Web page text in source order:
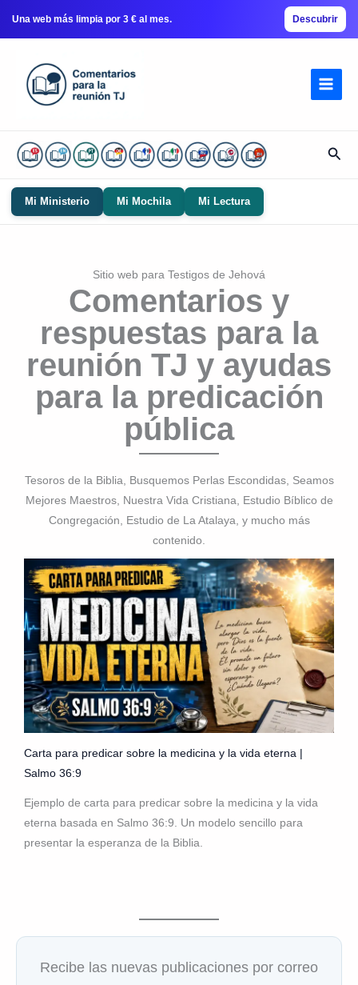
Una web más limpia por 3 € al mes. Descubrir
contenido
Mi Ministerio Mi Mochila Mi Lectura
Sitio web para Testigos de Jehová
Comentarios y
respuestas para la
reunión TJ y ayudas
para la predicación
pública
Tesoros de la Biblia, Busquemos Perlas Escondidas, Seamos
Mejores Maestros, Nuestra Vida Cristiana, Estudio Bíblico de
Congregación, Estudio de La Atalaya, y mucho más
contenido.
Carta para predicar sobre la medicina y la vida eterna |
Salmo 36:9
Ejemplo de carta para predicar sobre la medicina y la vida
eterna basada en Salmo 36:9. Un modelo sencillo para
presentar la esperanza de la Biblia.
Recibe las nuevas publicaciones por correo